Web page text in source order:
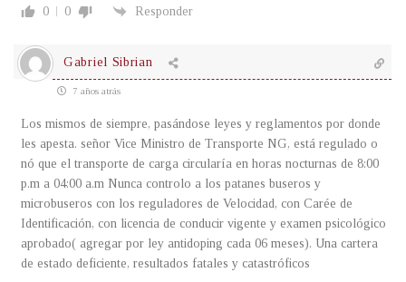
0 0 Responder
Gabriel Sibrian
7 años atrás
Los mismos de siempre, pasándose leyes y reglamentos por donde
les apesta. señor Vice Ministro de Transporte NG, está regulado o
nó que el transporte de carga circularía en horas nocturnas de 8:00
p.m a 04:00 a.m Nunca controlo a los patanes buseros y
microbuseros con los reguladores de Velocidad, con Carée de
Identificación, con licencia de conducir vigente y examen psicológico
aprobado( agregar por ley antidoping cada 06 meses). Una cartera
de estado deficiente, resultados fatales y catastróficos